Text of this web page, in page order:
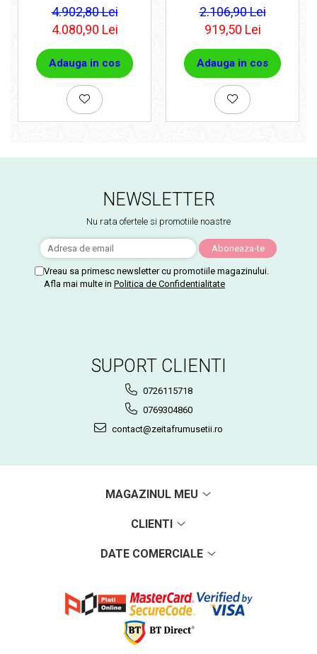
4.902,80 Lei
4.080,90 Lei
Adauga in cos
2.106,90 Lei
919,50 Lei
Adauga in cos
NEWSLETTER
Nu rata ofertele si promotiile noastre
Vreau sa primesc newsletter cu promotiile magazinului.
Afla mai multe in Politica de Confidentialitate
SUPORT CLIENTI
0726115718
0769304860
contact@zeitafrumusetii.ro
MAGAZINUL MEU
CLIENTI
DATE COMERCIALE